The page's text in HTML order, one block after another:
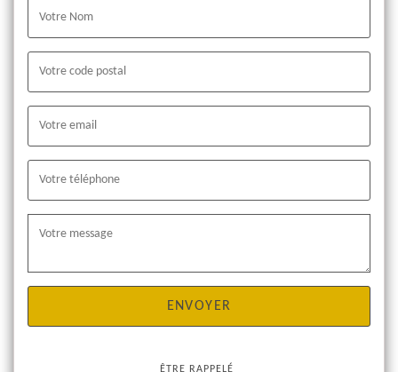
ÊTRE RAPPELÉ